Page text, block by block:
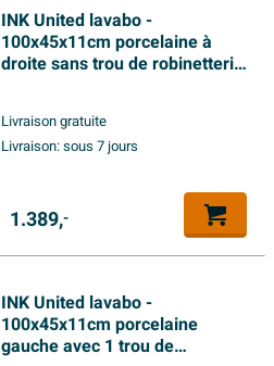
INK United lavabo -
100x45x11cm porcelaine à
droite sans trou de robinetterie
plein caché - blanc mat
Livraison gratuite
Livraison:sous 7 jours
1.389,-
INK United lavabo -
100x45x11cm porcelaine
gauche avec 1 trou de